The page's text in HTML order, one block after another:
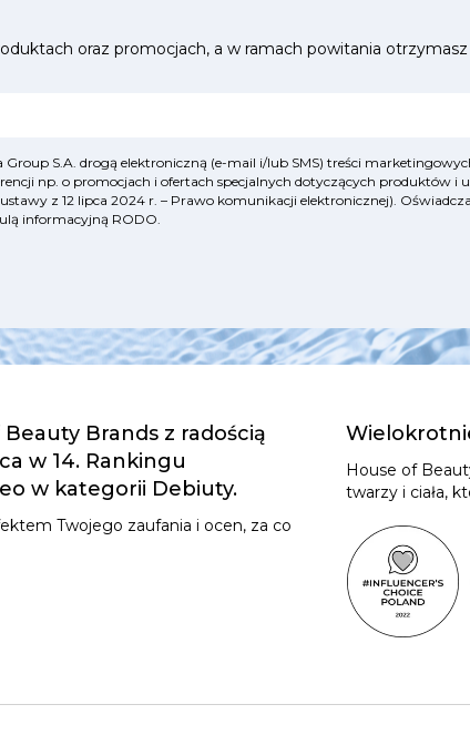
oraz promocjach, a w ramach powitania
S.A. drogą elektroniczną (e-mail i/lub SMS) treści
np. o promocjach i ofertach specjalnych dotyczących produktów i
z 12 lipca 2024 r. – Prawo komunikacji elektronicznej).
informacyjną RODO.
Brands z radością
w 14. Rankingu
w kategorii Debiuty.
Twojego zaufania i ocen, za co
House of
twarzy i ciała,